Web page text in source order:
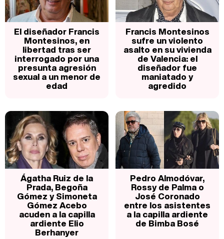
El diseñador Francis
Montesinos, en
libertad tras ser
interrogado por una
presunta agresión
sexual a un menor de
edad
Francis Montesinos
sufre un violento
asalto en su vivienda
de Valencia: el
diseñador fue
maniatado y
agredido
Ágatha Ruiz de la
Prada, Begoña
Gómez y Simoneta
Gómez Acebo
acuden a la capilla
ardiente Elio
Berhanyer
Pedro Almodóvar,
Rossy de Palma o
José Coronado
entre los asistentes
a la capilla ardiente
de Bimba Bosé